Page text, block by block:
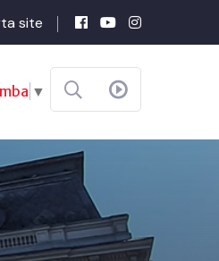
site
▼